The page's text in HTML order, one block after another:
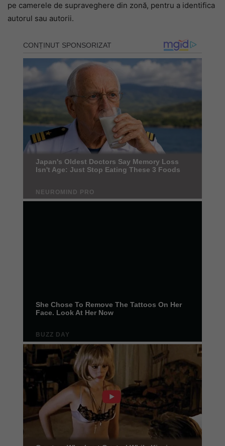
pe camerele de supraveghere din zonă, pentru a identifica
autorul sau autorii.